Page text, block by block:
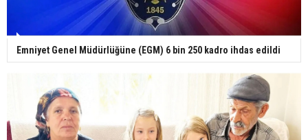
Emniyet Genel Müdürlüğüne (EGM) 6 bin 250 kadro ihdas edildi